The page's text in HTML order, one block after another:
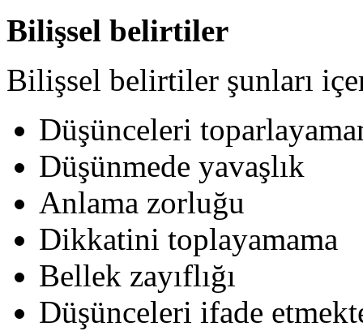
Bilişsel belirtiler
Bilişsel belirtiler şunları
Düşünceleri
Düşünmede yavaşlık
Anlama zorluğu
Dikkatini toplayamama
Bellek zayıflığı
Düşünceleri ifade